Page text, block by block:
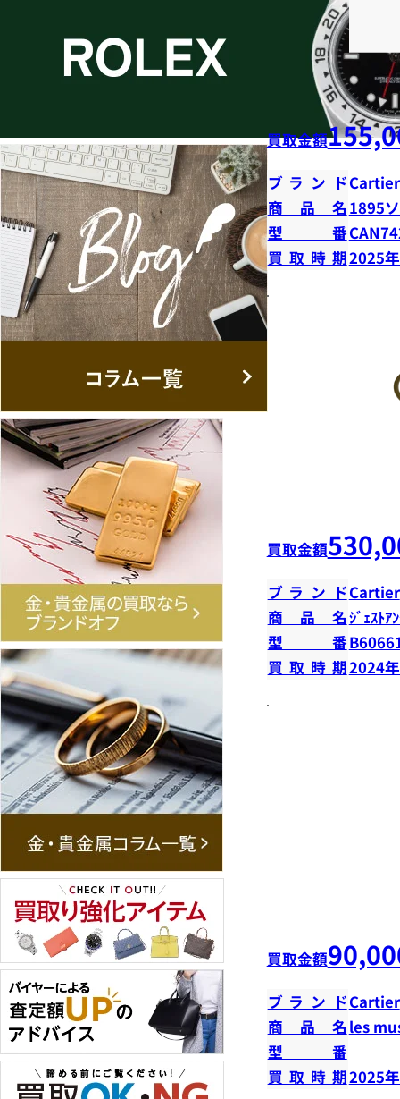
買取金額
ブランドCartier
商品名 1895
型番
買取時期2025
買取金額
ブランドCartier
商品名ｼﾞｪｽﾄｱ
型番
買取時期2024
買取金額
ブランドCartier
商品名 les
型番
買取時期2025